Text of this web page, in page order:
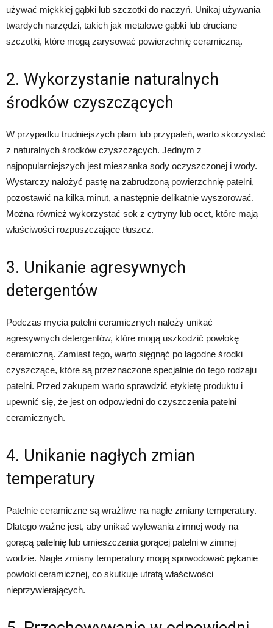
używać miękkiej gąbki lub szczotki do naczyń. Unikaj używania
twardych narzędzi, takich jak metalowe gąbki lub druciane
szczotki, które mogą zarysować powierzchnię ceramiczną.
2. Wykorzystanie naturalnych
środków czyszczących
W przypadku trudniejszych plam lub przypaleń, warto skorzystać
z naturalnych środków czyszczących. Jednym z
najpopularniejszych jest mieszanka sody oczyszczonej i wody.
Wystarczy nałożyć pastę na zabrudzoną powierzchnię patelni,
pozostawić na kilka minut, a następnie delikatnie wyszorować.
Można również wykorzystać sok z cytryny lub ocet, które mają
właściwości rozpuszczające tłuszcz.
3. Unikanie agresywnych
detergentów
Podczas mycia patelni ceramicznych należy unikać
agresywnych detergentów, które mogą uszkodzić powłokę
ceramiczną. Zamiast tego, warto sięgnąć po łagodne środki
czyszczące, które są przeznaczone specjalnie do tego rodzaju
patelni. Przed zakupem warto sprawdzić etykietę produktu i
upewnić się, że jest on odpowiedni do czyszczenia patelni
ceramicznych.
4. Unikanie nagłych zmian
temperatury
Patelnie ceramiczne są wrażliwe na nagłe zmiany temperatury.
Dlatego ważne jest, aby unikać wylewania zimnej wody na
gorącą patelnię lub umieszczania gorącej patelni w zimnej
wodzie. Nagłe zmiany temperatury mogą spowodować pękanie
powłoki ceramicznej, co skutkuje utratą właściwości
nieprzywierających.